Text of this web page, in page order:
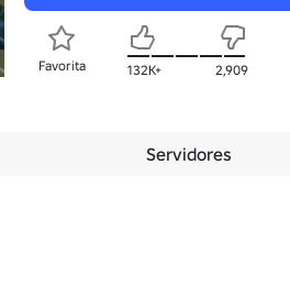
Favorita 132K+ 2,909
Servidores